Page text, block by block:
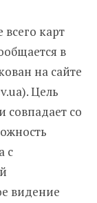
карт
в
на сайте
Цель
совпадает со
с
видение